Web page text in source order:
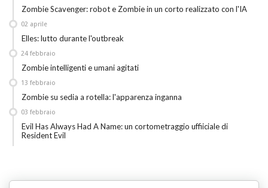
Zombie Scavenger: robot e Zombie in un corto realizzato con l'IA
Elles: lutto durante l'outbreak
02 aprile
Zombie intelligenti e umani agitati
24 febbraio
Zombie su sedia a rotella: l'apparenza inganna
13 febbraio
Evil Has Always Had A Name: un cortometraggio uffiiciale di
Resident Evil
03 febbraio